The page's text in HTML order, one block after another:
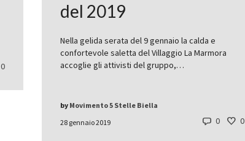
0
del 2019
Nella gelida serata del 9 gennaio la calda e
confortevole saletta del Villaggio La Marmora
accoglie gli attivisti del gruppo,…
28 gennaio 2019
by Movimento 5 Stelle Biella
0 0